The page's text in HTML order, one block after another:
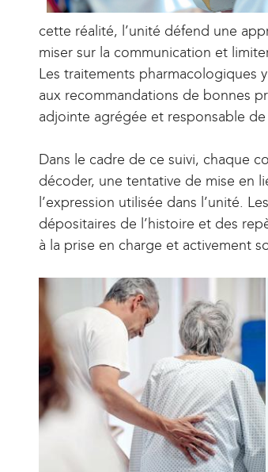
cette réalité, l’unité défend une
miser sur la communication et
Les traitements pharmacologiques
aux recommandations de bonnes
adjointe agrégée et responsable de
Dans le cadre de ce suivi, chaque
décoder, une tentative de mise en
l’expression utilisée dans l’unité.
dépositaires de l’histoire et des
à la prise en charge et activement